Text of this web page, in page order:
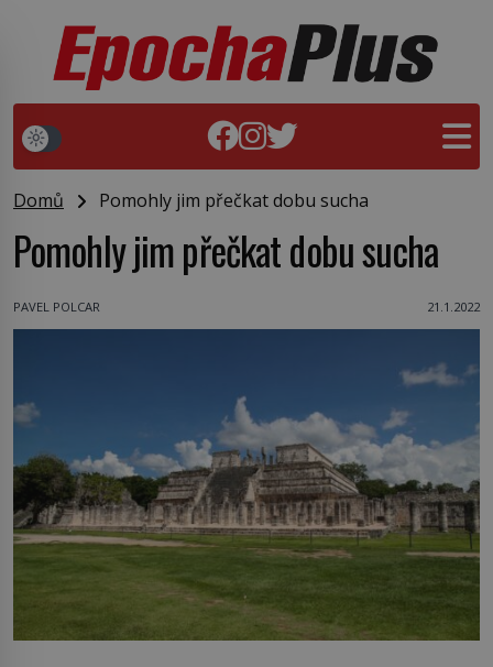
Domů Pomohly jim přečkat dobu sucha
Pomohly jim přečkat dobu sucha
PAVEL POLCAR 21.1.2022